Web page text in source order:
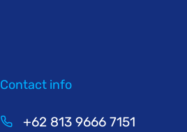
Contact info
+62 813 9666 7151